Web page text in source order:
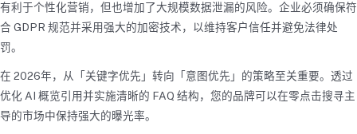
有利于个性化营销，但也增加了大规模数据泄漏的风险。企业必须确保符
合 GDPR 规范并采用强大的加密技术，以维持客户信任并避免法律处
罚。
在 2026年，从「关键字优先」转向「意图优先」的策略至关重要。透过
优化 AI 概览引用并实施清晰的 FAQ 结构，您的品牌可以在零点击搜寻主
导的市场中保持强大的曝光率。